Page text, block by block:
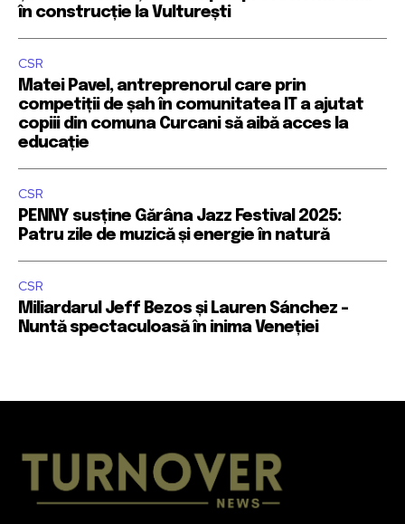
în construcție la Vulturești
CSR
Matei Pavel, antreprenorul care prin
competiții de șah în comunitatea IT a ajutat
copiii din comuna Curcani să aibă acces la
educație
CSR
PENNY susține Gărâna Jazz Festival 2025:
Patru zile de muzică și energie în natură
CSR
Miliardarul Jeff Bezos și Lauren Sánchez –
Nuntă spectaculoasă în inima Veneției